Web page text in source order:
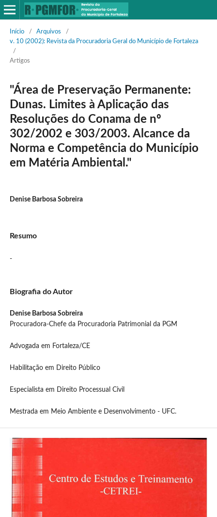
Início / Arquivos
/
v. 10 (2002): Revista da Procuradoria Geral do Município de Fortaleza
/
Artigos
"Área de Preservação Permanente:
Dunas. Limites à Aplicação das
Resoluções do Conama de nº
302/2002 e 303/2003. Alcance da
Norma e Competência do Município
em Matéria Ambiental."
Denise Barbosa Sobreira
Resumo
-
Biografia do Autor
Denise Barbosa Sobreira
Procuradora-Chefe da Procuradoria Patrimonial da PGM
Advogada em Fortaleza/CE
Habilitação em Direito Público
Especialista em Direito Processual Civil
Mestrada em Meio Ambiente e Desenvolvimento - UFC.